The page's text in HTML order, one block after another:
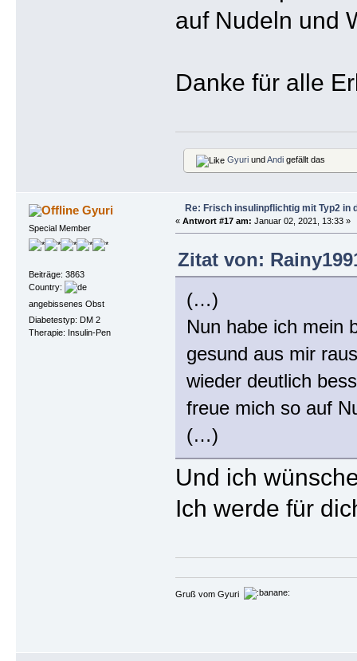
auf Nudeln und
Danke für alle
Gyuriund Andigefällt das
Gyuri
Special Member
Beiträge: 3863
Country:
angebissenes Obst
Diabetestyp: DM 2
Therapie: Insulin-Pen
Re: Frisch insulinpflichtig mit Typ2 in
« Antwort #17 am: Januar 02, 2021, 13:33 »
Zitat von:
(…)
Nun habe ich mein
gesund aus mir
wieder deutlich
freue mich so auf
(…)
Und ich
Ich werde für
Gruß vom Gyuri